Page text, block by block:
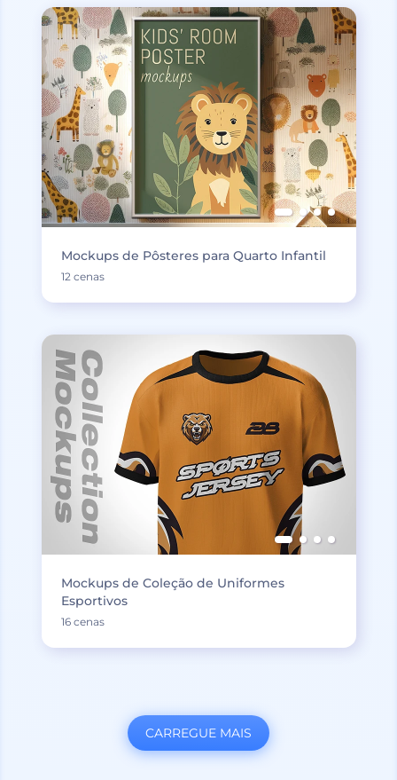
Mockups de Pôsteres para Quarto Infantil
12 cenas
Mockups de Coleção de Uniformes
Esportivos
16 cenas
CARREGUE MAIS